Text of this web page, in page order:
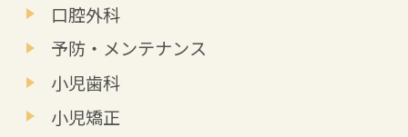
口腔外科
予防・メンテナンス
小児歯科
小児矯正